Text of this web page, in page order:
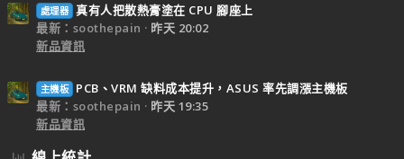
處理器 真有人把散熱膏塗在 CPU 腳座上
最新：soothepain
昨天 20:02
新品資訊
主機板
PCB、VRM 缺料成本提升，ASUS 率先調漲主機板
最新：soothepain
昨天 19:35
新品資訊